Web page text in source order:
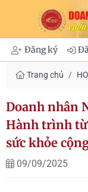
Đăng ký
Trang chủ
Doanh nhân
Hành trình từ
sức khỏe
09/09/2025